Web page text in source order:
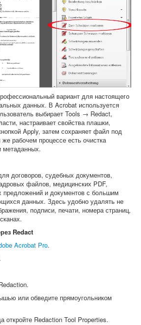
вариант для настоящего
данных. В Acrobat используется
выбирает Tools → Redact,
настраивает свойства плашки,
Apply, затем сохраняет файл под
рабочем процессе есть очистка
метаданных.
договоров, судебных документов,
файлов, медицинских PDF,
предложений и документов с большим
данных. Здесь удобно удалять не
подписи, печати, номера страниц,
Redact
Acrobat Pro.
или обведите прямоугольником
откройте Redaction Tool Properties.